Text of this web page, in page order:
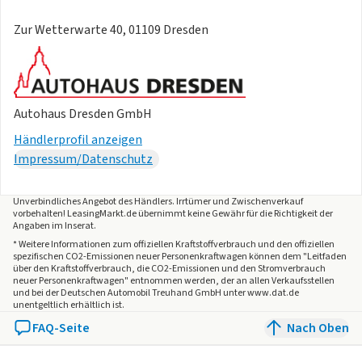
- Schadstoffarm nach Abgasnorm Euro 6e
- Schalt-/Wählhebel (Shift by Wire)
- Scheibenwischer mit Regensensor
- Seitenairbag vorn
- Seitenairbag vorn mitte (Central Airbag)
- Remote Services (Blue Link)
- Servolenkung
- Sitz vorn rechts höhenverstellbar
- Sitzbezug / Polsterung: Stoff/Leder
- Sonderlackierung Engine Red Uni
- Sonnenblenden mit Spiegel (beleuchtet)
- Sport-Komfortsitze vorn
- Start-Stop-Knopf
- Start/Stop-Anlage
- Steckdose (12V-Anschluss) im Koffer-/Laderaum
Zur Wetterwarte 40, 01109 Dresden
Autohaus Dresden GmbH
Händlerprofil anzeigen
Impressum/Datenschutz
Unverbindliches Angebot desHändlers. Irrtümer und Zwischenverkauf
vorbehalten! LeasingMarkt.de übernimmt keine Gewähr für die Richtigkeit der
Angaben im Inserat.
* Weitere Informationen zum offiziellen Kraftstoffverbrauch und den offiziellen
spezifischen CO2-Emissionen neuer Personenkraftwagen können dem "Leitfaden
über den Kraftstoffverbrauch, die CO2-Emissionen und den Stromverbrauch
neuer Personenkraftwagen" entnommen werden, der an allen Verkaufsstellen
und bei der Deutschen Automobil Treuhand GmbH unter www.dat.de
unentgeltlich erhältlich ist.
FAQ-Seite Nach Oben